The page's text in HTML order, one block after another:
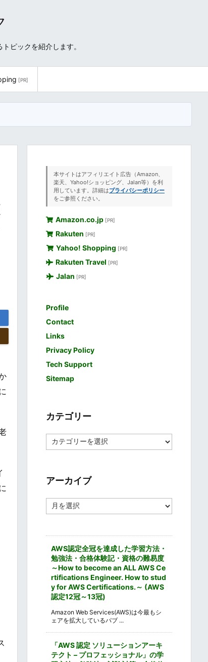
ピックを紹介します。
[PR]
本サイトはアフィリエイト広告（Amazon、
楽天、Yahoo!ショッピング、Jalan等）を利
用しています。詳細はプライバシーポリシー
をご参照ください。
Amazon.co.jp [PR]
Rakuten [PR]
Yahoo! Shopping [PR]
Rakuten Travel [PR]
Jalan [PR]
Profile
Contact
Links
Privacy Policy
Tech Support
Sitemap
カテゴリー
テ
ー
アーカイブ
ー
AWS認定全冠を達成した学習方法・
勉強法・合格体験記・資格の難易度
～How to become an ALL AWS Ce
rtifications Engineer. How to stud
y for AWS Certifications.～ (AWS
認定12冠～13冠)
Amazon Web Services(AWS)は今最もシ
ェアを拡大しているパブ ...
「AWS 認定 ソリューションアーキ
テクト – プロフェッショナル」の学